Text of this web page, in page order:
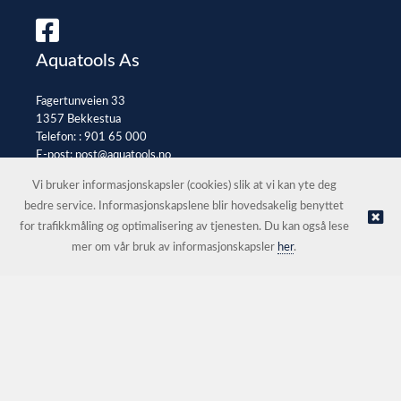
Aquatools As
Fagertunveien 33
1357 Bekkestua
Telefon: : 901 65 000
E-post:post@aquatools.no
© Aquatools As |Nettbutikk levert av Kréatif
Vi bruker informasjonskapsler (cookies) slik at vi kan yte deg
bedre service. Informasjonskapslene blir hovedsakelig benyttet
for trafikkmåling og optimalisering av tjenesten. Du kan også lese
mer om vår bruk av informasjonskapsler her.